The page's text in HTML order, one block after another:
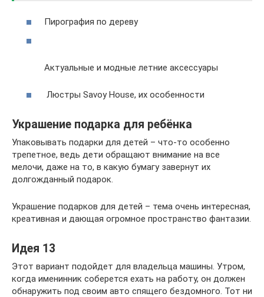
Пирография по дереву
Актуальные и модные летние аксессуары
Люстры Savoy House, их особенности
Украшение подарка для ребёнка
Упаковывать подарки для детей – что-то особенно
трепетное, ведь дети обращают внимание на все
мелочи, даже на то, в какую бумагу завернут их
долгожданный подарок.
Украшение подарков для детей – тема очень интересная,
креативная и дающая огромное пространство фантазии.
Идея 13
Этот вариант подойдет для владельца машины. Утром,
когда именинник соберется ехать на работу, он должен
обнаружить под своим авто спящего бездомного. Тот ни